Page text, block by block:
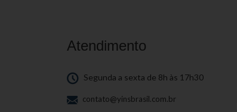
Atendimento
Segunda a sexta de 8h às 17h30
contato@yinsbrasil.com.br